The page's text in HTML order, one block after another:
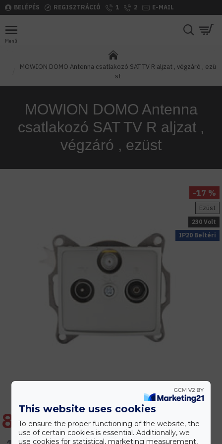
BELÉPÉS REGISZTRÁCIÓ 1 2 E-MAIL
MOWION DOMO Antenna csatlakozó SAT TV R aljzat , végzáró , ezü
st
MOWION DOMO Antenna
csatlakozó SAT TV R aljzat ,
végzáró , ezüst
IP20 Beltéri
Ezüst
230 Volt
-17 %
8.641 Ft
This website uses cookies
To ensure the proper functioning of the website, the
use of certain cookies is essential. Additionally, we
use cookies for statistical, marketing measurement,